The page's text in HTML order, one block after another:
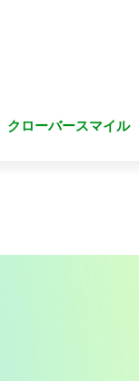
クローバースマイル